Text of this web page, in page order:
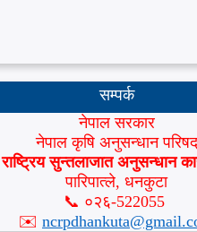
सम्पर्क
नेपाल सरकार
नेपाल कृषि अनुसन्धान परिषद्
राष्ट्रिय सुन्तलाजात अनुसन्धान
पारिपात्ले, धनकुटा
📞 ०२६-522055
✉️